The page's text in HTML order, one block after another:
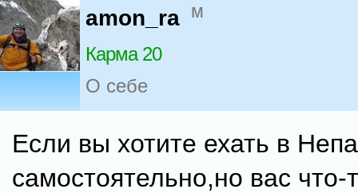
amon_ra м
Карма 20
О себе
Если вы хотите ехать в
самостоятельно,но вас что-